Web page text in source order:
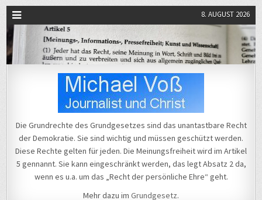
8. AUGUST 2026
Michael Voß
Die Grundrechte des Grundgesetzes sind das unantastbare Recht
der Demokratie. Sie sind wichtig und müssen geschützt werden.
Diese Rechte gelten für jeden. Die Meinungsfreiheit wird im Artikel
5 gennannt. Sie kann eingeschränkt werden, das legt Absatz 2 da,
wenn es u.a. um das „Recht der persönliche Ehre“ geht.
Mehr dazu im Grundgesetz.